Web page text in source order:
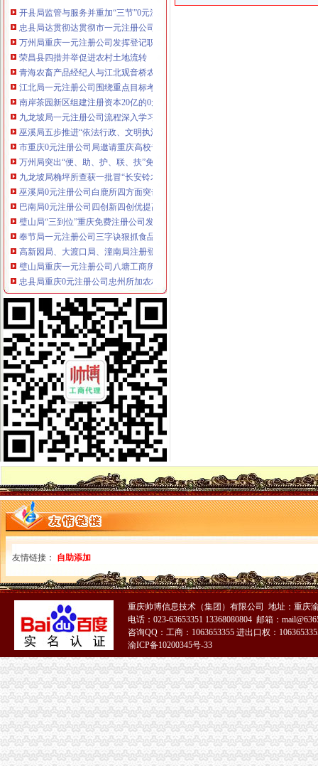
忠县局达贯彻达贯彻市一元注册公司委三届四次全委会和学习实践科学发展观
万州局重庆一元注册公司发挥登记职能支持企业融资18亿元
荣昌县四措并举促进农村土地流转
青海农畜产品经纪人与江北观音桥农贸市重庆免费注册公司场经纪人成功实现
江北局一元注册公司围绕重点目标考核着力扶持著名商标和驰名商标发展
南岸茶园新区组建注册资本20亿的0元注册公司企业集团搭建投融资平台
九龙坡局一元注册公司流程深入学习实践科学发展观活着力解决四大重点问题
巫溪局五步推进“依法行政、文明执法、树立形象”免费注册公司专项教育培训工
市重庆0元注册公司局邀请重庆高校专家教授共同研讨电子商务监管工作
万州局突出“便、助、护、联、扶”免费注册公司五字营造优良发展环境造服务型
九龙坡局桷坪所查获一批冒“长安铃木”的重庆一元注册公司后视镜总成
巫溪局0元注册公司白鹿所四方面突击检查校园周边环境
巴南局0元注册公司四创新四创优提高登记管理水平
璧山局“三到位”重庆免费注册公司发展农村经纪人取得成效
奉节局一元注册公司三字诀狠抓食品安全监管
高新园局、大渡口局、潼南局注册登记科通过市级“青年文明号”免费注册公司检
璧山局重庆一元注册公司八塘工商所三项措施促进农民专业合作社健康发展
忠县局重庆0元注册公司忠州所加农村经纪人培训促进农民增收
涪陵局一元注册公司高效科技维权树立12315执法权威
酉局关闭“网吧”0元注册公司流程29户“游戏室”13户
璧山局免费注册公司大路工商所为农民专业合作社开创致富新天地
巴南局“三加一巩固”0元注册公司开展机动车非法营运专项整
潼南局扎实开展“大学法”0元注册公司流程活动初显成效
合川局推出“十步工作法”0元注册公司索创建无销村试点活动成效显著
璧山工商局重庆免费注册公司成功召开全县企业信用体系建设工作会
大足县表彰“知名五金品牌”重庆0元注册公司并励该县4家五金企业
涪陵局0元注册公司清溪所防并举疏堵结合开展无照经营整工作
九龙坡局园区工商所“六到位”重庆一元注册公司服务地方经济
渝中局重庆0元注册公司圆满完成2007-2008年度注册登记政风行风评议工作
綦江局免费注册公司细化措施大力造投资发展平台
企业处采取三项措施贯彻落实市1元注册公司委三届四次全委会和学习实践科学
经开局认真贯彻落实市0元注册公司流程委三届四次全委会和学习实践科学发展
万州局采取“6+4”1元注册公司措施贯彻落实市委三届四次全委会和学习实践科
綦江局及时达贯彻市0元注册公司委三届四次全委会和学习实践科学发展观经验
綦江局0元注册公司流程优化服务倾力完成牵头引资县重大项目建设任务
武隆局采取“三个三”0元注册公司流程措施开展“三走近”活动
大渡口局1元注册公司积构筑腐倡廉四道防线
石柱局南宾所五项措施实现猪肉市重庆一元注册公司场监管到位
开县局一元注册公司应对返乡潮掀起创业潮
彭水局五项措施全力开展市一元注册公司场分类监管工作
万州局1元注册公司学习实践科学发展观活动学习调研阶段工作成效初显
巴南局及时贯彻落实市免费注册公司委三届四次全委会和学习实践科学发展观
铜梁局认真贯彻市1元注册公司委三届四次全委会和学习实践科学发展观经验交
大渡口局深入达市0元注册公司流程委三届四次全委会和学习实践科学发展观经
市0元注册公司流程工商学会认真贯彻市委三届四次全委会和学习实践科学发展
合川局达落实市0元注册公司委三届四次全委会和学习实践科学发展观经验交流
中介处及时达市重庆免费注册公司委三届四次全委会和学习实践科学发展观经
忠县局达贯彻达贯彻市一元注册公司委三届四次全委会和学习实践科学发展观
我市一元注册公司流程主城区拆除遮挡车窗广告500余幅
渝北局认真学习贯彻市重庆免费注册公司委三届四次全委会精
友情链接： 自助添加
重庆帅博信息技术（集团）有限公司 地址：重庆
电话：023-63653351 13368080804 邮箱：
咨询QQ：工商：1063653355 进出口权：
渝ICP备10200345号-33